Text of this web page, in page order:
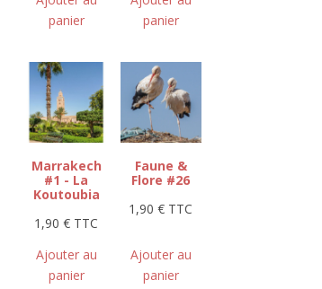
panier
panier
Marrakech
#1 - La
Koutoubia
1,90€ TTC
Ajouter au
panier
Faune &
Flore #26
1,90€ TTC
Ajouter au
panier